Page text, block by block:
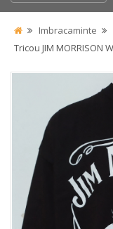
Imbracaminte
Tricou JIM MORRISON